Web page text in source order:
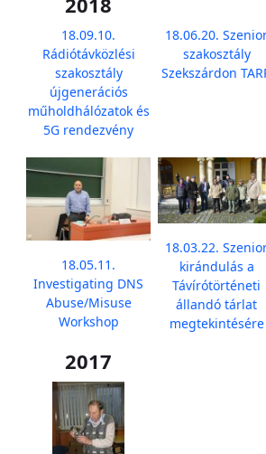
18.09.10.
Rádiótávközlési
szakosztály
újgenerációs
műholdhálózatok és
5G rendezvény
18.06.20.
szakosztály
Szekszárdon
18.05.11.
Investigating DNS
Abuse/Misuse
Workshop
18.03.22.
kirándulás a
Távírótörténeti
állandó tárlat
megtekintésére
2017